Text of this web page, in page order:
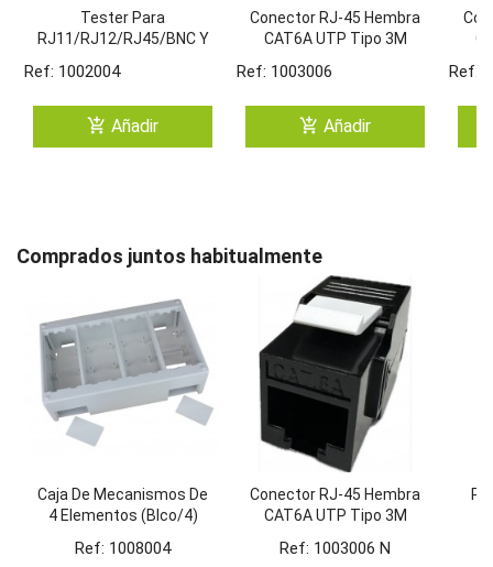
Tester Para
RJ11/RJ12/RJ45/BNC Y
Ref: 1002004
add_shopping_cart Añadir
Conector RJ-45 Hembra
CAT6A UTP Tipo 3M
(Grimpado Sin
Ref: 1003006
add_shopping_cart Añadir
Ref:
Comprados juntos habitualmente
Caja De Mecanismos De
4 Elementos (Blco/4)
Ref: 1008004
Conector RJ-45 Hembra
CAT6A UTP Tipo 3M
(Grimpado Sin
Ref: 1003006 N